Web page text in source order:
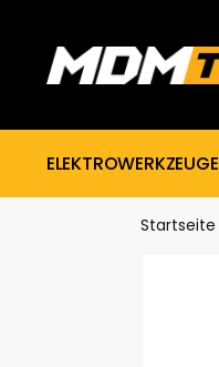
ELEKTROWERKZEUGE
Startseite